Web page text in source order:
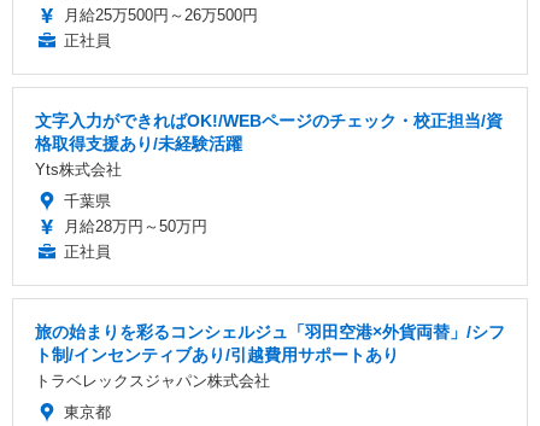
月給25万500円～26万500円
正社員
文字入力ができればOK!/WEBページのチェック・校正担当/資
格取得支援あり/未経験活躍
Yts株式会社
千葉県
月給28万円～50万円
正社員
旅の始まりを彩るコンシェルジュ「羽田空港×外貨両替」/シフ
ト制/インセンティブあり/引越費用サポートあり
トラベレックスジャパン株式会社
東京都